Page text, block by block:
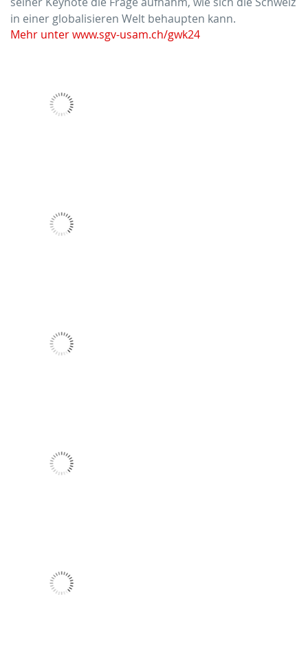
in einer globalisieren Welt behaupten kann.
Mehr unter www.sgv-usam.ch/gwk24